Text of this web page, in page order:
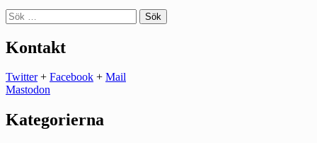
Sök
efter:
Kontakt
Twitter+ Facebook + Mail
Mastodon
Kategorierna